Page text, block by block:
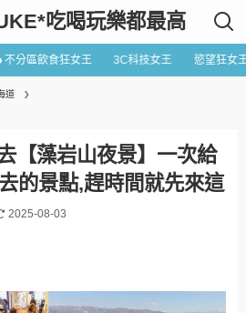
吃喝玩樂都最高
分區飲食狂女王 3C科技女王 慾望狂女
道
【藻岩山夜景】一次給
的景點,趕時間就先來這
2025-08-03